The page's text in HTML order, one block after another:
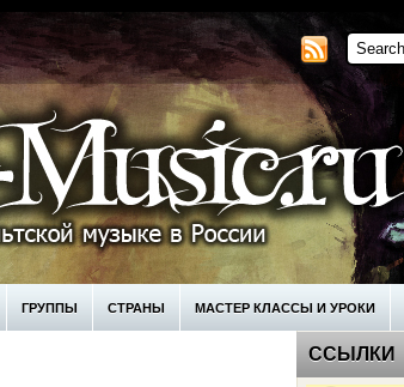
ГРУППЫ СТРАНЫ МАСТЕР КЛАССЫ И УРОКИ
ССЫЛКИ